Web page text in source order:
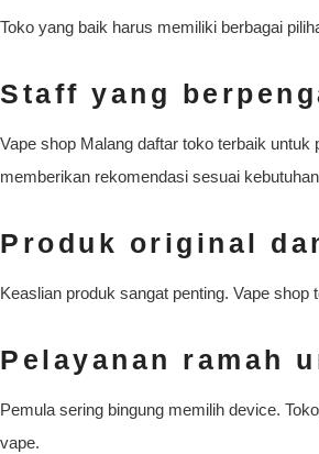
Toko yang baik harus memiliki berbagai
Staff yang
Vape shop Malang daftar toko terbaik
memberikan rekomendasi sesuai
Produk original
Keaslian produk sangat penting. Vape
Pelayanan ramah
Pemula sering bingung memilih device.
vape.